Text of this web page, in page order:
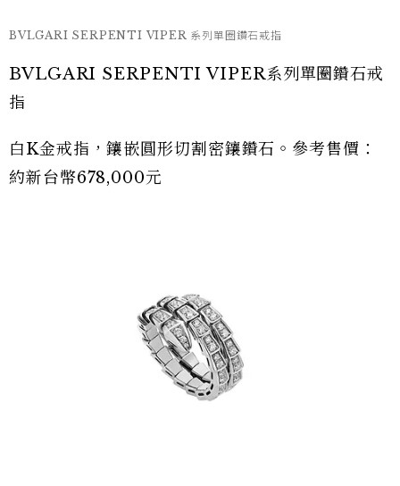
BVLGARI SERPENTI VIPER 系列單圈鑽石戒指
BVLGARI SERPENTI VIPER系列單圈鑽石戒
指
白K金戒指，鑲嵌圓形切割密鑲鑽石。參考售價：
約新台幣678,000元